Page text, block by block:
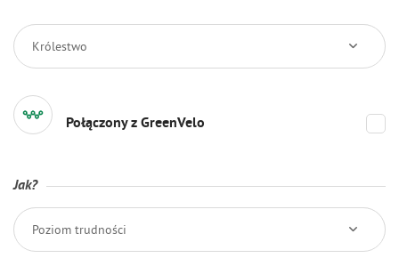
Królestwo
Połączony z GreenVelo
Jak?
Poziom trudności